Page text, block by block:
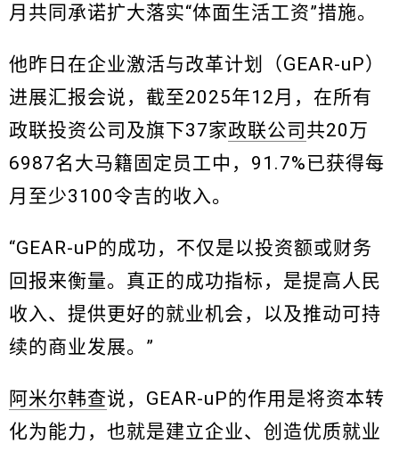
月共同承诺扩大落实“体面生活工资”措施。
他昨日在企业激活与改革计划（GEAR-uP）
进展汇报会说，截至2025年12月，在所有
政联投资公司及旗下37家政联公司 共20万
6987名大马籍固定员工中，91.7%已获得每
月至少3100令吉的收入。
“GEAR-uP的成功，不仅是以投资额或财务
回报来衡量。真正的成功指标，是提高人民
收入、提供更好的就业机会，以及推动可持
续的商业发展。”
阿米尔韩查说，GEAR-uP的作用是将资本转
化为能力，也就是建立企业、创造优质就业